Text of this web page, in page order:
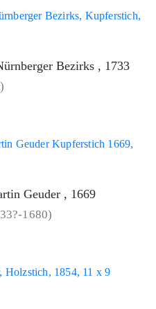
Bezirks , 1733
Geuder , 1669
1680)